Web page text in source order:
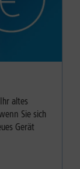
altes
Sie sich
Gerät